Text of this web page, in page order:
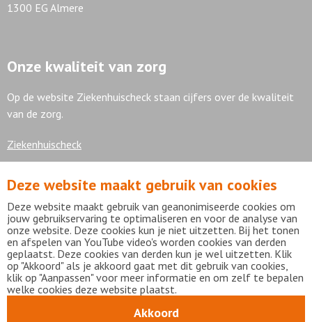
1300 EG Almere
Onze kwaliteit van zorg
Op de website Ziekenhuischeck staan cijfers over de kwaliteit
van de zorg.
Ziekenhuischeck
7,9
Bekijk alle waarderingen
Deze website maakt gebruik van cookies
Deze website maakt gebruik van geanonimiseerde cookies om
jouw gebruikservaring te optimaliseren en voor de analyse van
onze website. Deze cookies kun je niet uitzetten. Bij het tonen
en afspelen van YouTube video's worden cookies van derden
geplaatst. Deze cookies van derden kun je wel uitzetten. Klik
op "Akkoord" als je akkoord gaat met dit gebruik van cookies,
klik op "Aanpassen" voor meer informatie en om zelf te bepalen
welke cookies deze website plaatst.
Akkoord